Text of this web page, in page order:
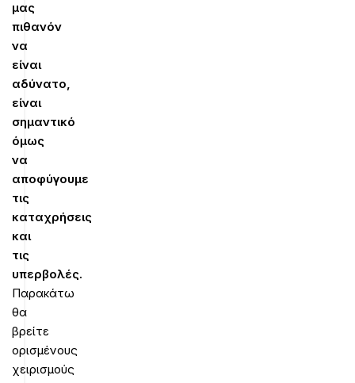
μας
πιθανόν
να
είναι
αδύνατο,
είναι
σημαντικό
όμως
να
αποφύγουμε
τις
καταχρήσεις
και
τις
υπερβολές.
Παρακάτω
θα
βρείτε
ορισμένους
χειρισμούς